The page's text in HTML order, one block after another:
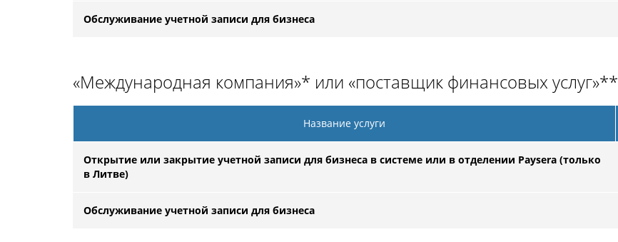
Обслуживание учетной записи для бизнеса
«Международная компания»* или «поставщик финансовых услуг»**
Название услуги
Открытие или закрытие учетной записи для бизнеса в системе или в отделении Paysera (только
в Литве)
Обслуживание учетной записи для бизнеса